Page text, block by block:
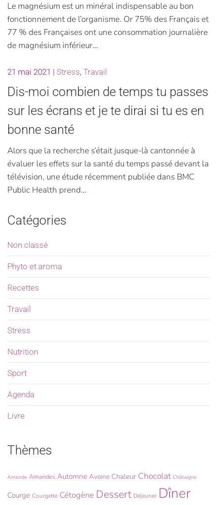
Le magnésium est un minéral indispensable au bon
fonctionnement de l’organisme. Or 75% des Français et
77 % des Françaises ont une consommation journalière
de magnésium inférieur…
21 mai 2021 | Stress, Travail
Dis-moi combien de temps tu passes
sur les écrans et je te dirai si tu es en
bonne santé
Alors que la recherche s’était jusque-là cantonnée à
évaluer les effets sur la santé du temps passé devant la
télévision, une étude récemment publiée dans BMC
Public Health prend…
Catégories
Non classé
Phyto et aroma
Recettes
Travail
Stress
Nutrition
Sport
Agenda
Livre
Thèmes
Amande Amandes Automne Avoine Chaleur Chocolat Châtaigne
Courge Courgette Cétogène Dessert Déjeuner Dîner